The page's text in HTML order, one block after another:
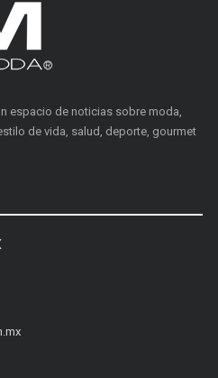
espacio de noticias sobre moda,
de vida, salud, deporte, gourmet